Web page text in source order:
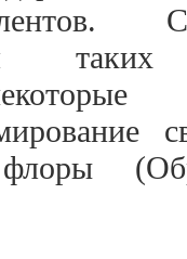
таких
флоры